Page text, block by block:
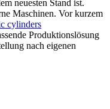
neuesten Stand ist.
Maschinen. Vor kurzem
cylinders
Produktionslösung
nach eigenen